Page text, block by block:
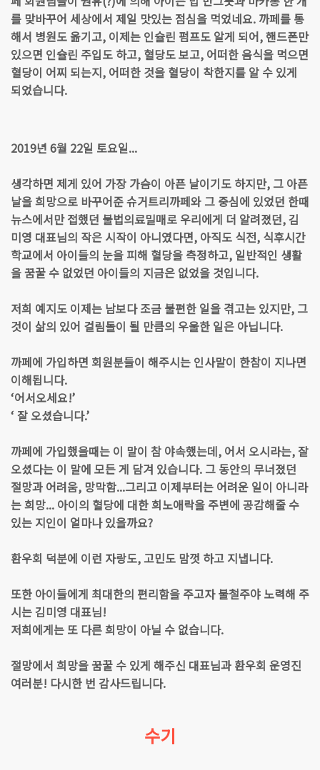
를 맞바꾸어 세상에서 제일 맛있는 점심을 먹었네요. 까페를 통
해서 병원도 옮기고, 이제는 인슐린 펌프도 알게 되어, 핸드폰만
있으면 인슐린 주입도 하고, 혈당도 보고, 어떠한 음식을 먹으면
혈당이 어찌 되는지, 어떠한 것을 혈당이 착한지를 알 수 있게
되었습니다.
2019년 6월 22일 토요일...
생각하면 제게 있어 가장 가슴이 아픈 날이기도 하지만, 그 아픈
날을 희망으로 바꾸어준 슈거트리까페와 그 중심에 있었던 한때
뉴스에서만 접했던 불법의료밀매로 우리에게 더 알려졌던, 김
미영 대표님의 작은 시작이 아니였다면, 아직도 식전, 식후시간
학교에서 아이들의 눈을 피해 혈당을 측정하고, 일반적인 생활
을 꿈꿀 수 없었던 아이들의 지금은 없었을 것입니다.
저희 예지도 이제는 남보다 조금 불편한 일을 겪고는 있지만, 그
것이 삶의 있어 걸림돌이 될 만큼의 우울한 일은 아닙니다.
까페에 가입하면 회원분들이 해주시는 인사말이 한참이 지나면
이해됩니다.
‘어서오세요!’
‘ 잘 오셨습니다.’
까페에 가입했을때는 이 말이 참 야속했는데, 어서 오시라는, 잘
오셨다는 이 말에 모든 게 담겨 있습니다. 그 동안의 무너졌던
절망과 어려움, 망막함...그리고 이제부터는 어려운 일이 아니라
는 희망... 아이의 혈당에 대한 희노애락을 주변에 공감해줄 수
있는 지인이 얼마나 있을까요?
환우회 덕분에 이런 자랑도, 고민도 맘껏 하고 지냅니다.
또한 아이들에게 최대한의 편리함을 주고자 불철주야 노력해 주
시는 김미영 대표님!
저희에게는 또 다른 희망이 아닐 수 없습니다.
절망에서 희망을 꿈꿀 수 있게 해주신 대표님과 환우회 운영진
여러분! 다시한 번 감사드립니다.
수기